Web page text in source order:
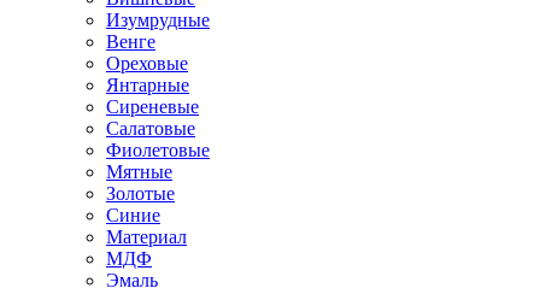
Изумрудные
Венге
Ореховые
Янтарные
Сиреневые
Салатовые
Фиолетовые
Мятные
Золотые
Синие
Материал
МДФ
Эмаль